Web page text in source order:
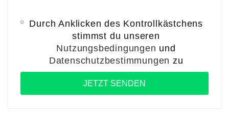
Durch Anklicken des Kontrollkästchens
stimmst du unseren
Nutzungsbedingungen und
Datenschutzbestimmungen zu